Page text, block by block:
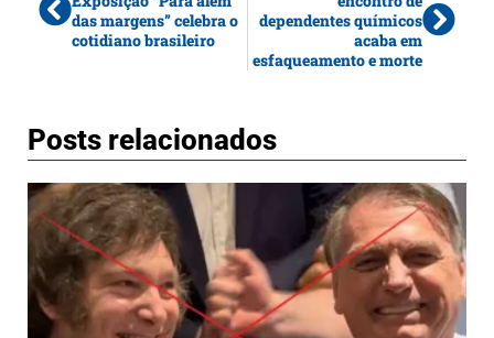
das margens” celebra o
cotidiano brasileiro
dependentes químicos
acaba em
esfaqueamento e morte
Posts relacionados